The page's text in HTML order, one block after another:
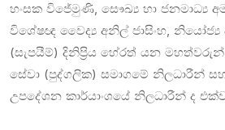
හංසක විජේමුණි, සෞඛ්‍ය හා ජනමාධ්‍ය
විශේෂඥ වෛද්‍ය අනිල් ජාසිංහ, නියෝජ්‍ය
(සැපයීම්) දිනිප්‍රිය හේරත් යන
සේවා (පුද්ගලික) සමාගමේ නිලධාරීන්
උපදේශන කාර්යාංශයේ නිලධාරීන් ද